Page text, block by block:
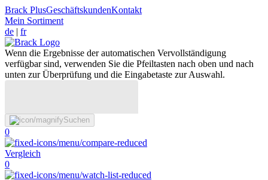
Brack PlusGeschäftskundenKontakt
Mein Sortiment
de | fr
Wenn die Ergebnisse der automatischen Vervollständigung
verfügbar sind, verwenden Sie die Pfeiltasten nach oben und nach
unten zur Überprüfung und die Eingabetaste zur Auswahl.
Suchen
0
Vergleich
0